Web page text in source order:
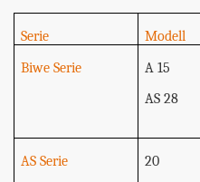
Serie Modell
Biwe Serie
A 15
AS 28
AS Serie
20